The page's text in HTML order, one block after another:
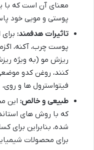
معنای آن است که با
پوستی و مویی خود
تاثیرات هدفمند:
پوست چرب، آکنه،
ریزش مو (به ویژه
کنند، روغن کدو
فیتواسترول ها و
طبیعی و خالص: این
که با روش های
شده، بنابراین برای
برای محصولات